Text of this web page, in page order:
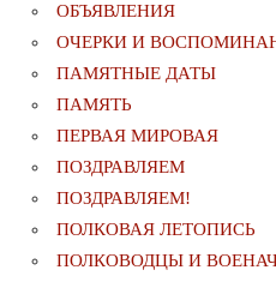
ОБЪЯВЛЕНИЯ
ОЧЕРКИ И
ПАМЯТНЫЕ ДАТЫ
ПАМЯТЬ
ПЕРВАЯ МИРОВАЯ
ПОЗДРАВЛЯЕМ
ПОЗДРАВЛЯЕМ!
ПОЛКОВАЯ ЛЕТОПИСЬ
ПОЛКОВОДЦЫ И